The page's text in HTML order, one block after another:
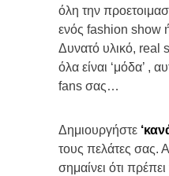
όλη την
ενός fashion show
Δυνατό υλικό, real
όλα είναι ‘μόδα’ ,
fans σας…
Δημιουργήστε
τους πελάτες σας.
σημαίνει ότι